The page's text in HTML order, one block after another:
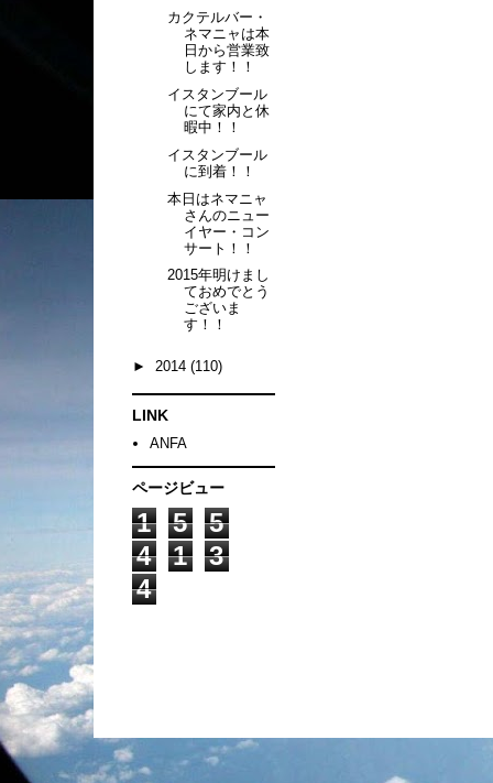
カクテルバー・
ネマニャは本
日から営業致
します！！
イスタンブール
にて家内と休
暇中！！
イスタンブール
に到着！！
本日はネマニャ
さんのニュー
イヤー・コン
サート！！
2015年明けまし
ておめでとう
ございま
す！！
► 2014 (110)
LINK
ANFA
ページビュー
1 5
5
4
1
3
4